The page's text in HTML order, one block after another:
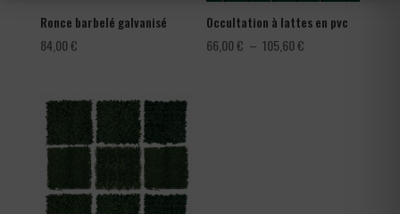
Ronce barbelé galvanisé
84,00€
Occultation à lattes en pvc
66,00€ – 105,60€